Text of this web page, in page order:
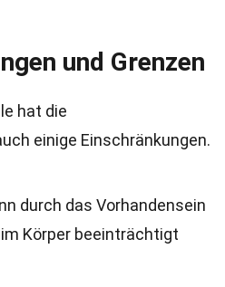
und Grenzen
hat die
einige Einschränkungen.
durch das Vorhandensein
Körper beeinträchtigt